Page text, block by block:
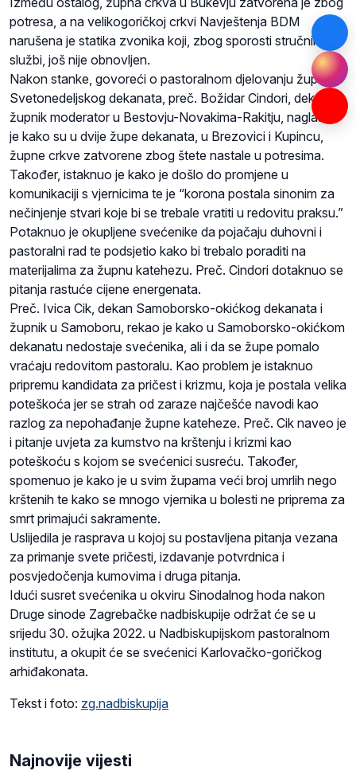
potresa, a na velikogoričkoj crkvi Navještenja BDM
narušena je statika zvonika koji, zbog sporosti stručnih
službi, još nije obnovljen.
Nakon stanke, govoreći o pastoralnom djelovanju župa
Svetonedeljskog dekanata, preč. Božidar Cindori, dekan i
župnik moderator u Bestovju-Novakima-Rakitju, naglasio
je kako su u dvije župe dekanata, u Brezovici i Kupincu,
župne crkve zatvorene zbog štete nastale u potresima.
Također, istaknuo je kako je došlo do promjene u
komunikaciji s vjernicima te je “korona postala sinonim za
nečinjenje stvari koje bi se trebale vratiti u redovitu praksu.”
Potaknuo je okupljene svećenike da pojačaju duhovni i
pastoralni rad te podsjetio kako bi trebalo poraditi na
materijalima za župnu katehezu. Preč. Cindori dotaknuo se
pitanja rastuće cijene energenata.
Preč. Ivica Cik, dekan Samoborsko-okićkog dekanata i
župnik u Samoboru, rekao je kako u Samoborsko-okićkom
dekanatu nedostaje svećenika, ali i da se župe pomalo
vraćaju redovitom pastoralu. Kao problem je istaknuo
pripremu kandidata za pričest i krizmu, koja je postala velika
poteškoća jer se strah od zaraze najčešće navodi kao
razlog za nepohađanje župne kateheze. Preč. Cik naveo je
i pitanje uvjeta za kumstvo na krštenju i krizmi kao
poteškoću s kojom se svećenici susreću. Također,
spomenuo je kako je u svim župama veći broj umrlih nego
krštenih te kako se mnogo vjernika u bolesti ne priprema za
smrt primajući sakramente.
Uslijedila je rasprava u kojoj su postavljena pitanja vezana
za primanje svete pričesti, izdavanje potvrdnica i
posvjedočenja kumovima i druga pitanja.
Idući susret svećenika u okviru Sinodalnog hoda nakon
Druge sinode Zagrebačke nadbiskupije održat će se u
srijedu 30. ožujka 2022. u Nadbiskupijskom pastoralnom
institutu, a okupit će se svećenici Karlovačko-goričkog
arhiđakonata.
Tekst i foto: zg.nadbiskupija
Najnovije vijesti